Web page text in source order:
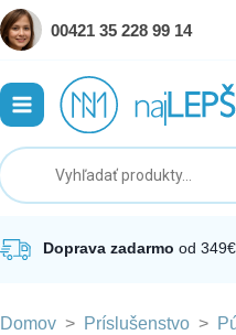
00421 35 228 99 14
Doprava zadarmo od 349€
Domov > Príslušenstvo >